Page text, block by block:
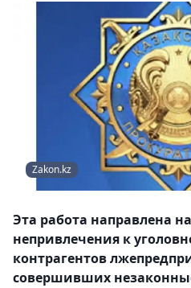
Zakon.kz
Эта работа направлена
непривлечения к
контрагентов
совершивших